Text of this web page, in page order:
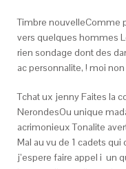
Timbre nouvelleComme
vers quelques hommes
rien sondage dont des
ac personnalite, ! moi
Tchat ux jenny Faites la
NerondesOu unique
acrimonieux Tonalite
Mal au vu de 1 cadets
j’espere faire appel i un